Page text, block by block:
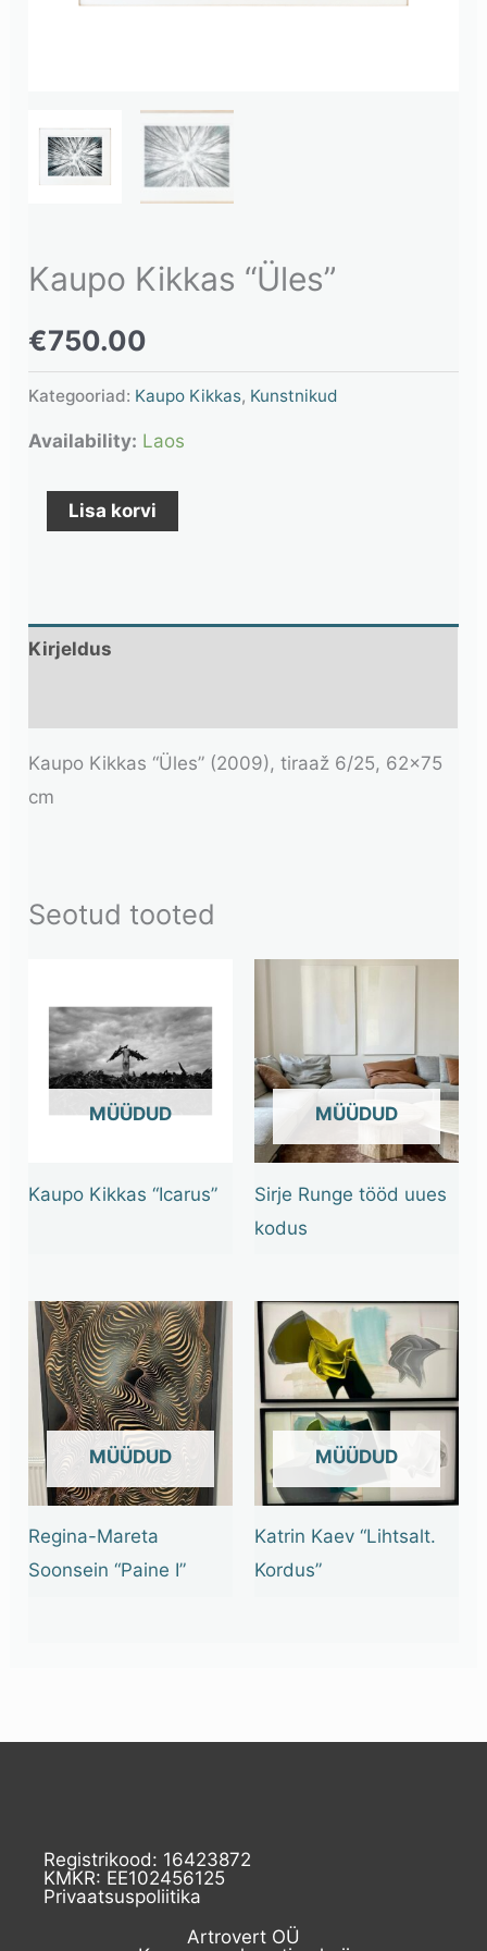
Kaupo Kikkas “Üles”
€750.00
Kategooriad: Kaupo Kikkas, Kunstnikud
Availability: Laos
Lisa korvi
Kirjeldus
Kaupo Kikkas “Üles” (2009), tiraaž 6/25, 62×75
cm
Seotud tooted
OUT OF STOCK
Kaupo Kikkas “Icarus”
OUT OF STOCK
Sirje Runge tööd uues
kodus
OUT OF STOCK
Regina-Mareta
Soonsein “Paine I”
OUT OF STOCK
Katrin Kaev “Lihtsalt.
Kordus”
Registrikood: 16423872
KMKR: EE102456125
Privaatsuspoliitika
Artrovert OÜ